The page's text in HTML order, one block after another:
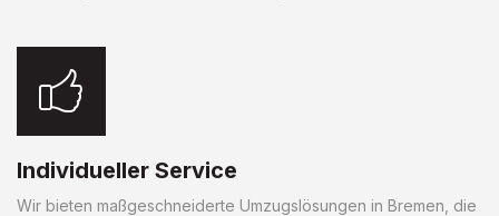
Individueller Service
Wir bieten maßgeschneiderte Umzugslösungen in Bremen, die